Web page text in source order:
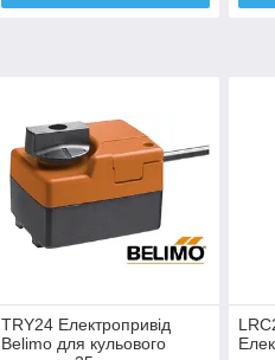
TRY24 Електропривід
Belimo для кульового